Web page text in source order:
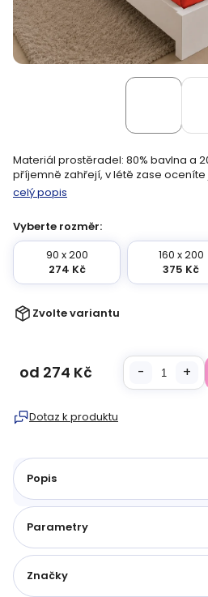
Zvolte variantu
Vyberte rozměr:
90 x 200
274 Kč
160 x 200
375 Kč
Materiál prostěradel: 80% bavlna a
příjemně zahřejí, v létě zase oceníte
celý popis
Dotaz k produktu
od 274 Kč
Popis
Parametry
Značky